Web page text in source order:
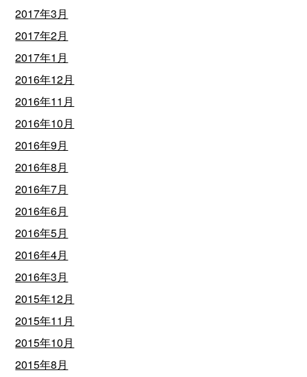
2017年3月
2017年2月
2017年1月
2016年12月
2016年11月
2016年10月
2016年9月
2016年8月
2016年7月
2016年6月
2016年5月
2016年4月
2016年3月
2015年12月
2015年11月
2015年10月
2015年8月